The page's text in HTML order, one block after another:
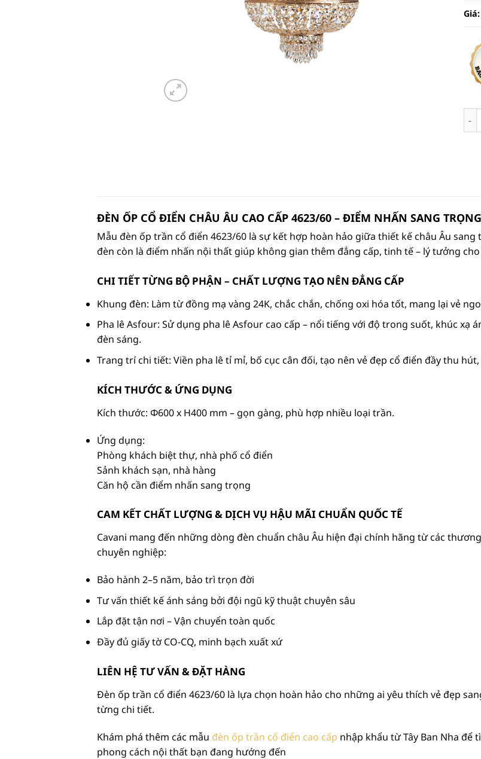
Giá:
ĐÈN ỐP CỔ ĐIỂN CHÂU ÂU CAO CẤP 4623/60 – ĐIỂM NHẤN SANG
Mẫu đèn ốp trần cổ điển 4623/60 là sự kết hợp hoàn hảo giữa thiết kế châu Âu
đèn còn là điểm nhấn nội thất giúp không gian thêm đẳng cấp, tinh tế – lý tưởng
CHI TIẾT TỪNG BỘ PHẬN – CHẤT LƯỢNG TẠO NÊN ĐẲNG CẤP
Khung đèn: Làm từ đồng mạ vàng 24K, chắc chắn, chống oxi hóa tốt, mang lại vẻ
Pha lê Asfour: Sử dụng pha lê Asfour cao cấp – nổi tiếng với độ trong suốt, khúc xạ
đèn sáng.
Trang trí chi tiết: Viền pha lê tỉ mỉ, bố cục cân đối, tạo nên vẻ đẹp cổ điển đầy thu
KÍCH THƯỚC & ỨNG DỤNG
Kích thước: Φ600 x H400 mm – gọn gàng, phù hợp nhiều loại trần.
Ứng dụng:
Phòng khách biệt thự, nhà phố cổ điển
Sảnh khách sạn, nhà hàng
Căn hộ cần điểm nhấn sang trọng
CAM KẾT CHẤT LƯỢNG & DỊCH VỤ HẬU MÃI CHUẨN QUỐC TẾ
Cavani mang đến những dòng đèn chuẩn châu Âu hiện đại chính hãng từ các
chuyên nghiệp:
Bảo hành 2–5 năm, bảo trì trọn đời
Tư vấn thiết kế ánh sáng bởi đội ngũ kỹ thuật chuyên sâu
Lắp đặt tận nơi – Vận chuyển toàn quốc
Đầy đủ giấy tờ CO-CQ, minh bạch xuất xứ
LIÊN HỆ TƯ VẤN & ĐẶT HÀNG
Đèn ốp trần cổ điển 4623/60 là lựa chọn hoàn hảo cho những ai yêu thích vẻ đẹp
từng chi tiết.
Khám phá thêm các mẫu đèn ốp trần cổ điển cao cấp nhập khẩu từ Tây Ban Nha
phong cách nội thất bạn đang hướng đến